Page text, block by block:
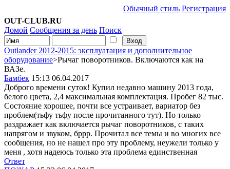
Обычный стиль Регистрация
OUT-CLUB.RU
Домой Сообщения за день Поиск
Outlander 2012-2015: эксплуатация и дополнительное
оборудование>Рычаг поворотников. Включаются как на
ВАЗе.
Бамбек 15:13 06.04.2017
Доброго времени суток! Купил недавно машину 2013 года,
белого цвета, 2,4 максимальная комплектация. Пробег 82 тыс.
Состояние хорошее, почти все устраивает, вариатор без
проблем(тьфу тьфу после прочитанного тут). Но только
раздражает как включается рычаг поворотников, с таких
напрягом и звуком, бррр. Прочитал все темы и во многих все
сообщения, но не нашел про эту проблему, неужели только у
меня , хотя надеюсь только эта проблема единственная
Ответ